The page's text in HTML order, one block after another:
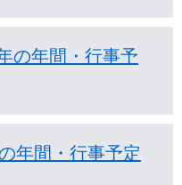
の年間・行事予
年間・行事予定